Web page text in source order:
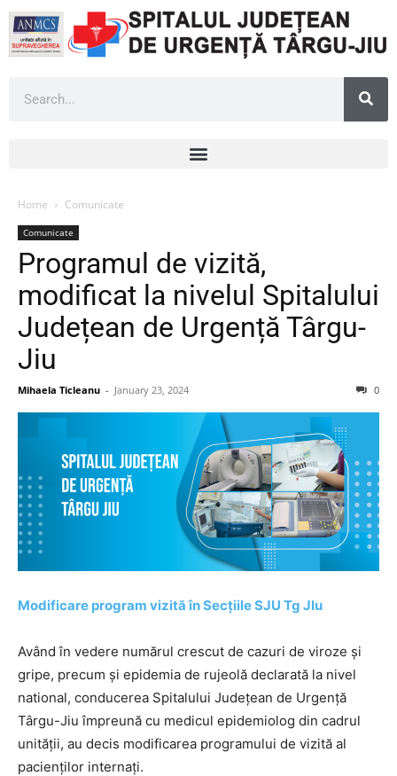
Home Comunicate
Comunicate
Programul de vizită,
modificat la nivelul Spitalului
Județean de Urgență Târgu-
Jiu
Mihaela Ticleanu - January 23, 2024 0
Modificare program vizită în Secțiile SJU Tg JIu
Având în vedere numărul crescut de cazuri de viroze și
gripe, precum și epidemia de rujeolă declarată la nivel
national, conducerea Spitalului Județean de Urgență
Târgu-Jiu împreună cu medicul epidemiolog din cadrul
unității, au decis modificarea programului de vizită al
pacienților internați.